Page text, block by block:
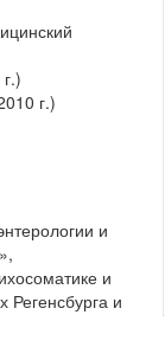
г.)
и
и
Регенсбурга и